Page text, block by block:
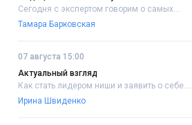
Сегодня с экспертом говорим о самых....
Тамара Барковская
07 августа 15:00
Актуальный взгляд
Как стать лидером ниши и заявить о себе....
Ирина Швиденко